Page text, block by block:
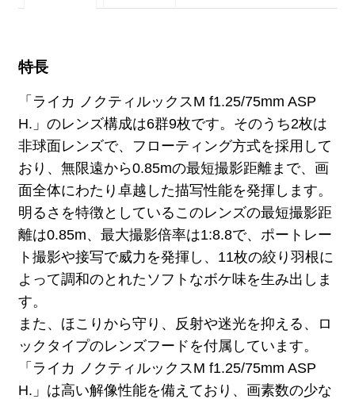
特長
「ライカ ノクティルックスM f1.25/75mm ASP
H.」のレンズ構成は6群9枚です。そのうち2枚は
非球面レンズで、フローティング方式を採用して
おり、無限遠から0.85mの最短撮影距離まで、画
面全体にわたり卓越した描写性能を発揮します。
明るさを特徴としているこのレンズの最短撮影距
離は0.85m、最大撮影倍率は1:8.8で、ポートレー
ト撮影や接写で威力を発揮し、11枚の絞り羽根に
よって調和のとれたソフトなボケ味を生み出しま
す。
また、ほこりから守り、反射や迷光を抑える、ロ
ックタイプのレンズフードを付属しています。
「ライカ ノクティルックスM f1.25/75mm ASP
H.」は高い解像性能を備えており、画素数の少な